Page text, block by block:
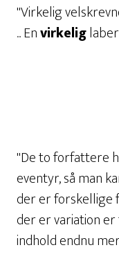
"Virkelig
... Envirkelig
"De to forfattere
eventyr, så man
der er
der er variation
indhold endnu